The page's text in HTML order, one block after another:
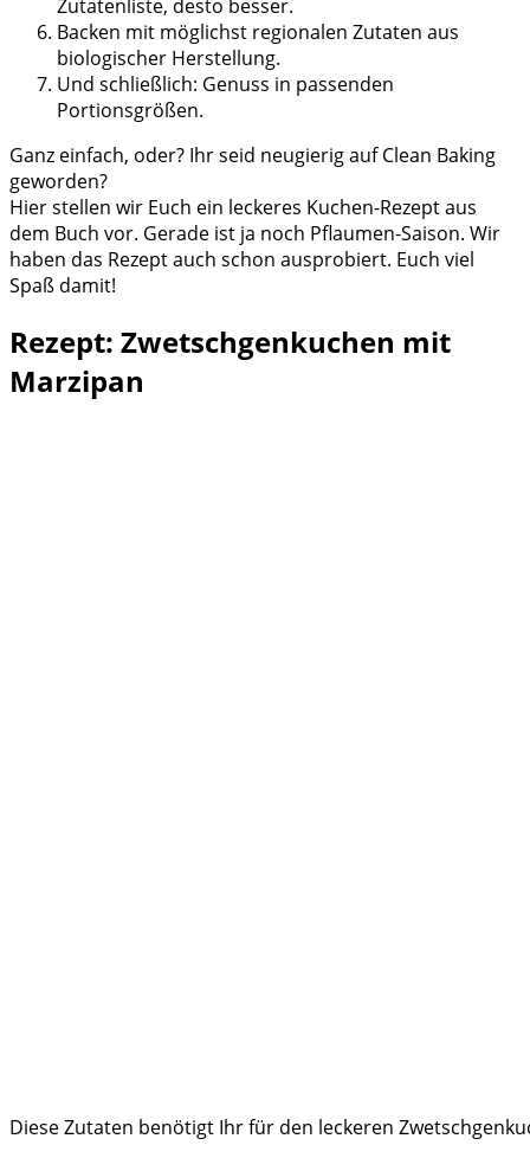
Zutatenliste, desto besser.
Backen mit möglichst regionalen Zutaten aus
biologischer Herstellung.
Und schließlich: Genuss in passenden
Portionsgrößen.
Ganz einfach, oder? Ihr seid neugierig auf Clean Baking
geworden?
Hier stellen wir Euch ein leckeres Kuchen-Rezept aus
dem Buch vor. Gerade ist ja noch Pflaumen-Saison. Wir
haben das Rezept auch schon ausprobiert. Euch viel
Spaß damit!
Rezept: Zwetschgenkuchen mit
Marzipan
Diese Zutaten benötigt Ihr für den leckeren